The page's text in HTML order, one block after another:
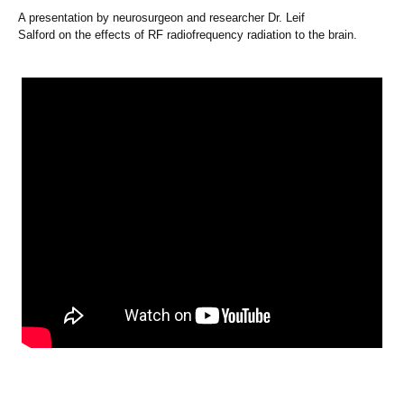
A presentation by neurosurgeon and researcher Dr. Leif
Salford on the effects of RF radiofrequency radiation to the brain.